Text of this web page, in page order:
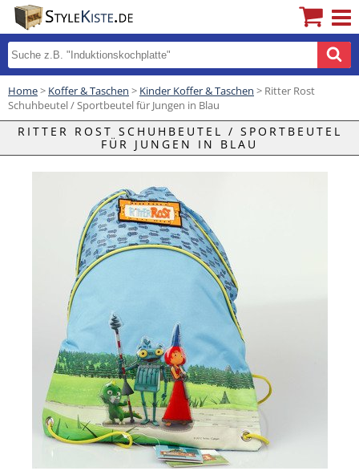
Home> Koffer & Taschen > Kinder Koffer & Taschen > Ritter Rost
Schuhbeutel / Sportbeutel für Jungen in Blau
RITTER ROST SCHUHBEUTEL / SPORTBEUTEL
FÜR JUNGEN IN BLAU